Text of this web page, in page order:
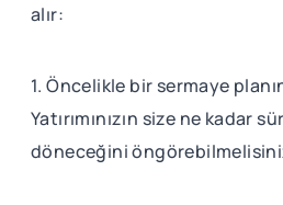
alır:
1. Öncelikle bir sermaye
Yatırımınızın size ne kadar
döneceğini